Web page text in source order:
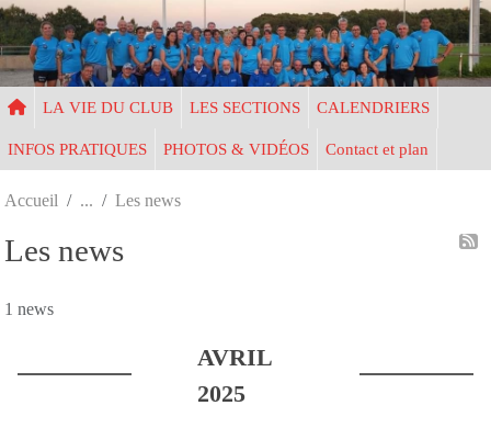
LA VIE DU CLUB LES SECTIONS CALENDRIERS
INFOS PRATIQUES PHOTOS & VIDÉOS Contact et plan
Accueil Les news
Les news
1 news
AVRIL
2025
Panneau de gestion des cookies